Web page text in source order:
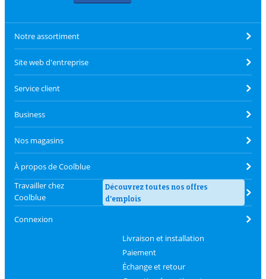
Notre assortiment
Site web d'entreprise
Service client
Business
Nos magasins
À propos de Coolblue
Travailler chez
Coolblue
Découvrez toutes nos offres
d'emplois
Connexion
Livraison et installation
Paiement
Échange et retour